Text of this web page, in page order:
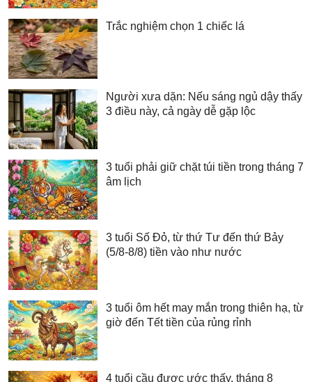
Trắc nghiệm chọn 1 chiếc lá
Người xưa dặn: Nếu sáng ngủ dậy thấy
3 điều này, cả ngày dễ gặp lộc
3 tuổi phải giữ chặt túi tiền trong tháng 7
âm lịch
3 tuổi Số Đỏ, từ thứ Tư đến thứ Bảy
(5/8-8/8) tiền vào như nước
3 tuổi ôm hết may mắn trong thiên hạ, từ
giờ đến Tết tiền của rủng rỉnh
4 tuổi cầu được ước thấy, tháng 8